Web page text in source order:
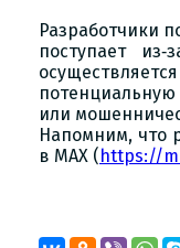
Разработчики
поступает
или
Напомним, что
в MAX (https://